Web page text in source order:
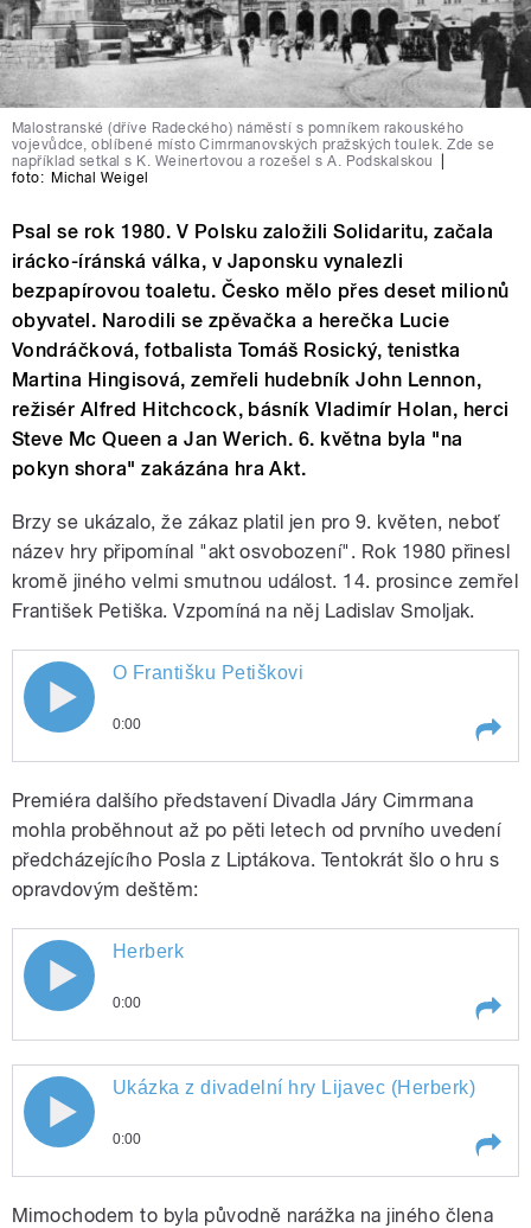
Malostranské (dříve Radeckého) náměstí s pomníkem rakouského
vojevůdce, oblíbené místo Cimrmanovských pražských toulek. Zde se
například setkal s K. Weinertovou a rozešel s A. Podskalskou
foto: Michal Weigel
Psal se rok 1980. V Polsku založili Solidaritu, začala
irácko-íránská válka, v Japonsku vynalezli
bezpapírovou toaletu. Česko mělo přes deset milionů
obyvatel. Narodili se zpěvačka a herečka Lucie
Vondráčková, fotbalista Tomáš Rosický, tenistka
Martina Hingisová, zemřeli hudebník John Lennon,
režisér Alfred Hitchcock, básník Vladimír Holan, herci
Steve Mc Queen a Jan Werich. 6. května byla "na
pokyn shora" zakázána hra Akt.
Brzy se ukázalo, že zákaz platil jen pro 9. květen, neboť
název hry připomínal "akt osvobození". Rok 1980 přinesl
kromě jiného velmi smutnou událost. 14. prosince zemřel
František Petiška. Vzpomíná na něj Ladislav Smoljak.
pause
O Františku Petiškovi
0:00
Premiéra dalšího představení Divadla Járy Cimrmana
mohla proběhnout až po pěti letech od prvního uvedení
předcházejícího Posla z Liptákova. Tentokrát šlo o hru s
opravdovým deštěm:
Play /
Herberk
0:00
Herberk
Ukázka z divadelní hry Lijavec (Herberk)
0:00
Mimochodem to byla původně narážka na jiného člena